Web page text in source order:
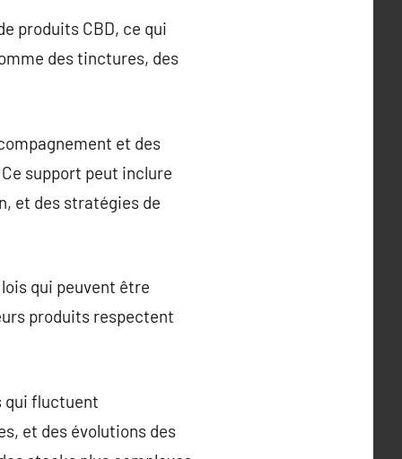
produits CBD, ce qui
des tinctures, des
et des
support peut inclure
et des stratégies de
qui peuvent être
produits respectent
qui fluctuent
et des évolutions des